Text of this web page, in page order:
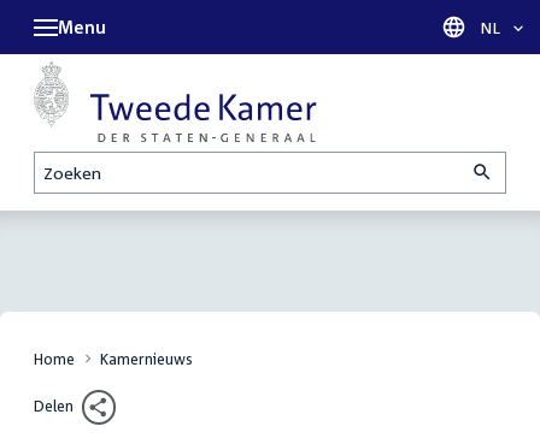
Zoeken
Menu Taal
NL
Home Kamernieuws
Delen